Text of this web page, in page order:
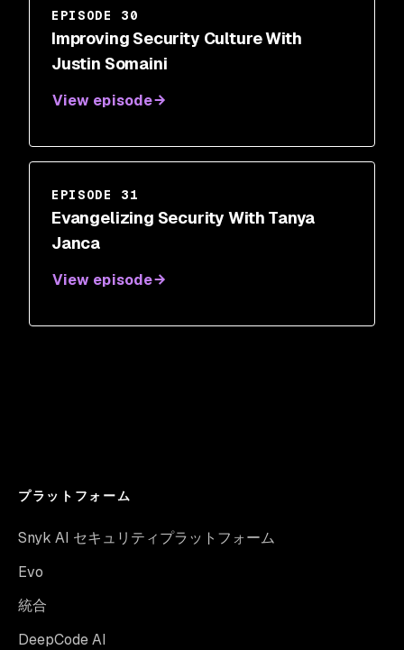
EPISODE 30
Improving Security Culture With
Justin Somaini
View episode
EPISODE 31
Evangelizing Security With Tanya
Janca
View episode
プラットフォーム
Snyk AI セキュリティプラットフォーム
Evo
統合
DeepCode AI